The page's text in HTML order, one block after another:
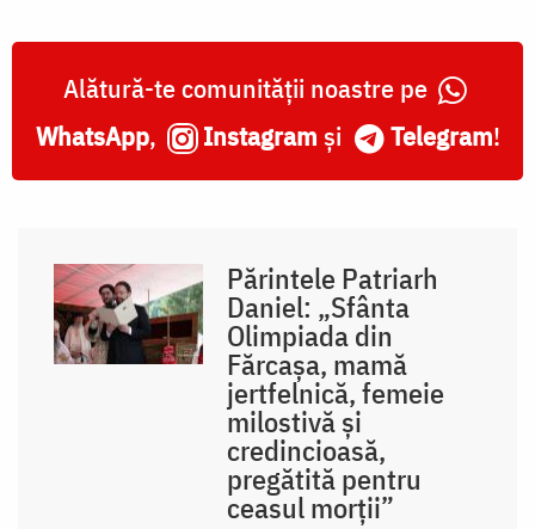
Alătură-te comunității noastre pe
WhatsApp, Instagram și Telegram!
Părintele Patriarh
Daniel: „Sfânta
Olimpiada din
Fărcașa, mamă
jertfelnică, femeie
milostivă și
credincioasă,
pregătită pentru
ceasul morții”